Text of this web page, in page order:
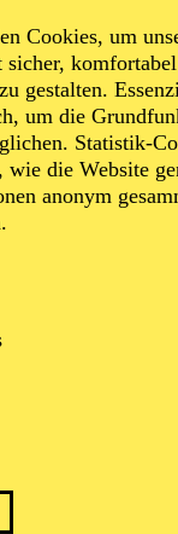
Cookies, um
gestalten.
um die
Statistik-
wie die Website
anonym
Jahren
ZUM
Jahren